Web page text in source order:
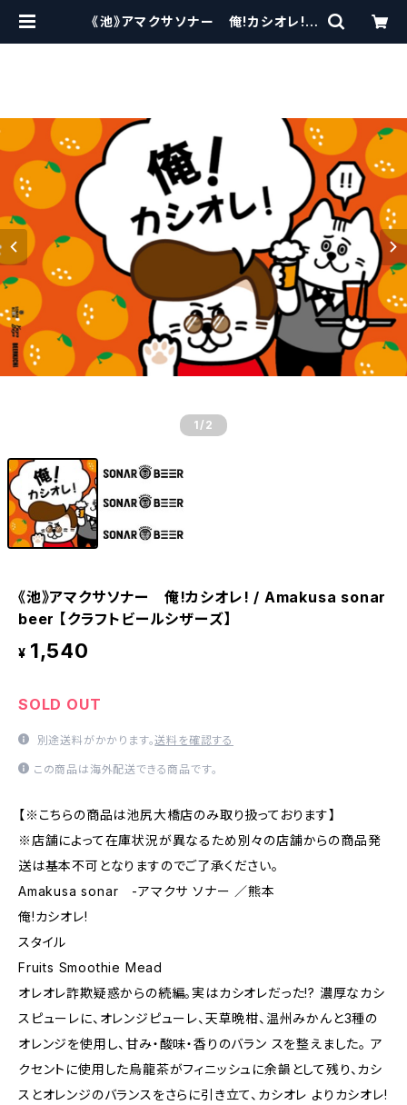
《池》アマクサソナー 俺!カシオレ! /
1 /2
《池》アマクサソナー 俺!カシオレ! / Amakusa sonar
beer 【クラフトビールシザーズ】
¥ 1,540
SOLD OUT
別途送料がかかります。送料を確認する
この商品は海外配送できる商品です。
【※こちらの商品は池尻大橋店のみ取り扱っております】
※店舗によって在庫状況が異なるため別々の店舗からの商品発
送は基本不可となりますのでご了承ください。
Amakusa sonar -アマクサ ソナー ／熊本
俺!カシオレ!
スタイル
Fruits Smoothie Mead
オレオレ詐欺疑惑からの続編。実はカシオレだった!? 濃厚なカシ
スピューレに、オレンジピューレ、天草晩柑、温州みかんと3種の
オレンジを使用し、甘み・酸味・香りのバラン スを整えました。 ア
クセントに使用した烏龍茶がフィニッシュに余韻として残り、カシ
スとオレンジのバランスをさらに引き立て、カシオレ よりカシオレ!